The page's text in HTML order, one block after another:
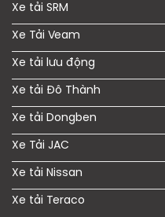
Xe tải SRM
Xe Tải Veam
Xe tải lưu động
Xe tải Đô Thành
Xe tải Dongben
Xe Tải JAC
Xe tải Nissan
Xe tải Teraco